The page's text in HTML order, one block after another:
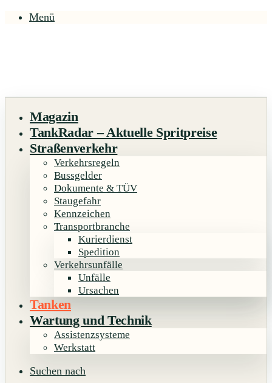
Menü
Magazin
TankRadar – Aktuelle Spritpreise
Straßenverkehr
Verkehrsregeln
Bussgelder
Dokumente & TÜV
Staugefahr
Kennzeichen
Transportbranche
Kurierdienst
Spedition
Verkehrsunfälle
Unfälle
Ursachen
Tanken
Wartung und Technik
Assistenzsysteme
Werkstatt
Suchen nach